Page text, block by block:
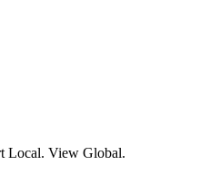
Local. View Global.